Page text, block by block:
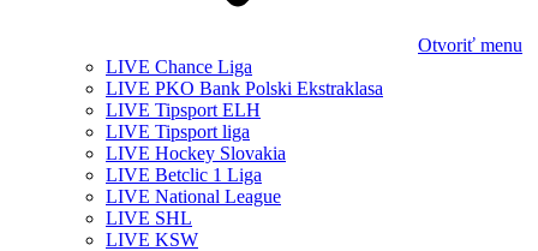
Otvoriť menu
LIVE Chance Liga
LIVE PKO Bank Polski Ekstraklasa
LIVE Tipsport ELH
LIVE Tipsport liga
LIVE Hockey Slovakia
LIVE Betclic 1 Liga
LIVE National League
LIVE SHL
LIVE KSW